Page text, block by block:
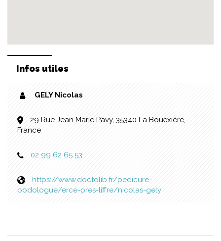
Infos utiles
GELY Nicolas
29 Rue Jean Marie Pavy, 35340 La Bouëxière,
France
02 99 62 65 53
https://www.doctolib.fr/pedicure-
podologue/erce-pres-liffre/nicolas-gely